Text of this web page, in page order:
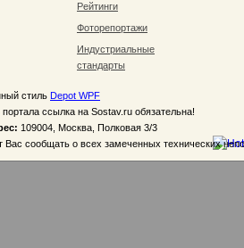
Рейтинги
Фоторепортажи
Индустриальные
стандарты
стиль Depot WPF
ссылка на Sostav.ru обязательна!
109004, Москва, Полковая 3/3
Вас сообщать о всех замеченных технических